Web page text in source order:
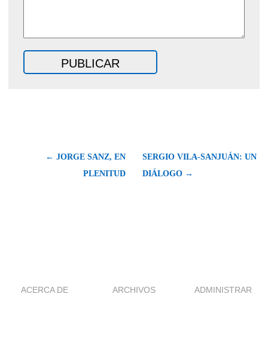
← JORGE SANZ, EN
PLENITUD
SERGIO VILA-SANJUÁN: UN
DIÁLOGO →
ACERCA DE ARCHIVOS ADMINISTRAR